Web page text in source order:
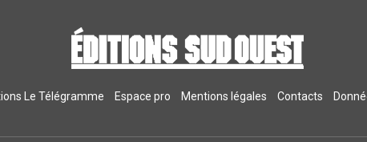
Le Télégramme Espace pro Mentions légales Contacts